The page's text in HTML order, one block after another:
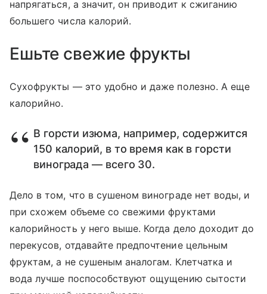
напрягаться, а значит, он приводит к сжиганию
большего числа калорий.
Ешьте свежие фрукты
Сухофрукты — это удобно и даже полезно. А еще
калорийно.
В горсти изюма, например, содержится
150 калорий, в то время как в горсти
винограда — всего 30.
Дело в том, что в сушеном винограде нет воды, и
при схожем объеме со свежими фруктами
калорийность у него выше. Когда дело доходит до
перекусов, отдавайте предпочтение цельным
фруктам, а не сушеным аналогам. Клетчатка и
вода лучше поспособствуют ощущению сытости